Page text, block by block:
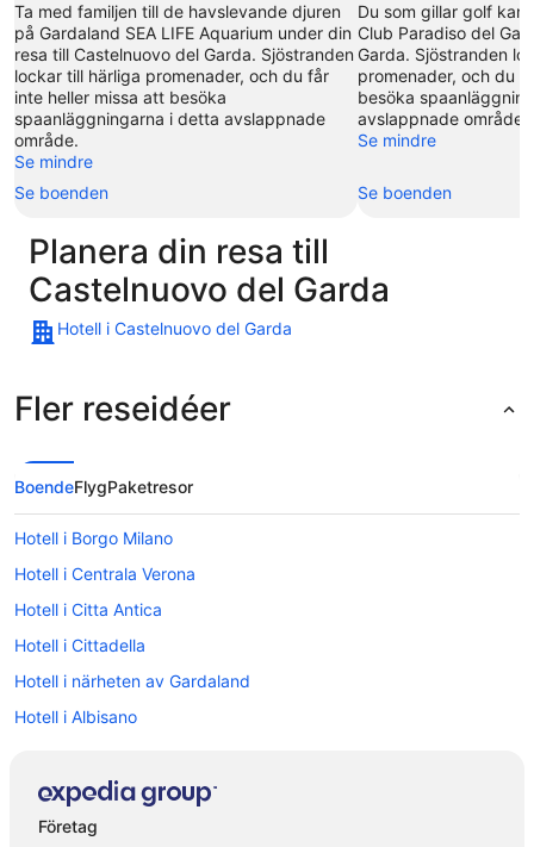
Ta med familjen till de havslevande djuren
på Gardaland SEA LIFE Aquarium under din
resa till Castelnuovo del Garda. Sjöstranden
lockar till härliga promenader, och du får
inte heller missa att besöka
spaanläggningarna i detta avslappnade
område.
Se mindre
Se boenden
Du som gillar golf kan
Club Paradiso del
Garda. Sjöstranden
promenader, och du
besöka
avslappnade område.
Se mindre
Se boenden
Planera din resa till
Castelnuovo del Garda
Hotell i Castelnuovo del Garda
Fler reseidéer
BoendeFlygPaketresor
Hotell i Borgo Milano
Hotell i Centrala Verona
Hotell i Citta Antica
Hotell i Cittadella
Hotell i närheten av Gardaland
Hotell i Albisano
Hotell i Calmasino
Hotell i Castel d'Azzano
Företag